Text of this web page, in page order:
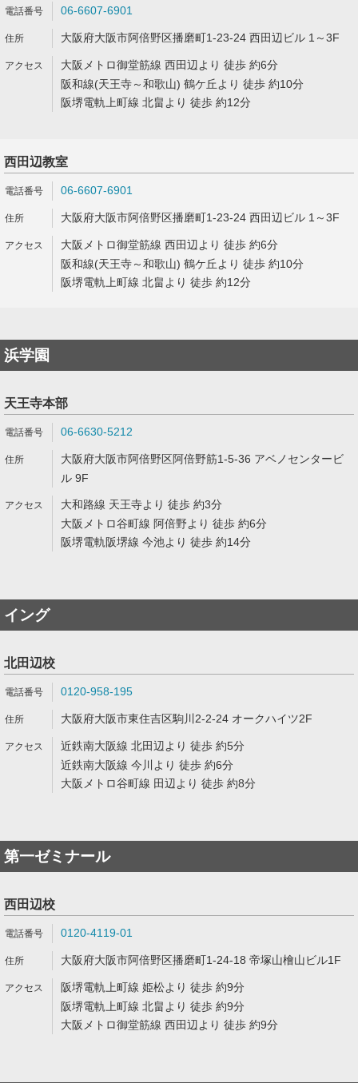
06-6607-6901
大阪府大阪市阿倍野区播磨町1-23-24 西田辺ビル 1～3F
大阪メトロ御堂筋線 西田辺より 徒歩 約6分
阪和線(天王寺～和歌山) 鶴ケ丘より 徒歩 約10分
阪堺電軌上町線 北畠より 徒歩 約12分
西田辺教室
06-6607-6901
大阪府大阪市阿倍野区播磨町1-23-24 西田辺ビル 1～3F
大阪メトロ御堂筋線 西田辺より 徒歩 約6分
阪和線(天王寺～和歌山) 鶴ケ丘より 徒歩 約10分
阪堺電軌上町線 北畠より 徒歩 約12分
浜学園
天王寺本部
06-6630-5212
大阪府大阪市阿倍野区阿倍野筋1-5-36 アベノセンタービ
ル 9F
大和路線 天王寺より 徒歩 約3分
大阪メトロ谷町線 阿倍野より 徒歩 約6分
阪堺電軌阪堺線 今池より 徒歩 約14分
イング
北田辺校
0120-958-195
大阪府大阪市東住吉区駒川2-2-24 オークハイツ2F
近鉄南大阪線 北田辺より 徒歩 約5分
近鉄南大阪線 今川より 徒歩 約6分
大阪メトロ谷町線 田辺より 徒歩 約8分
第一ゼミナール
西田辺校
0120-4119-01
大阪府大阪市阿倍野区播磨町1-24-18 帝塚山檜山ビル1F
阪堺電軌上町線 姫松より 徒歩 約9分
阪堺電軌上町線 北畠より 徒歩 約9分
大阪メトロ御堂筋線 西田辺より 徒歩 約9分